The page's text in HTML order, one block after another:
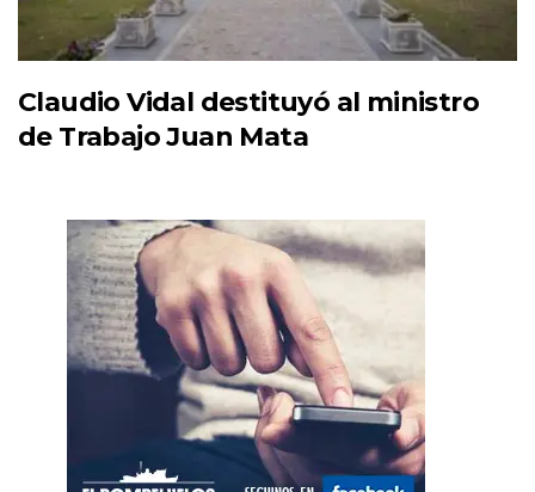
Claudio Vidal destituyó al ministro
de Trabajo Juan Mata